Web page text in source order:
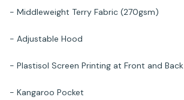
- Middleweight Terry Fabric (270gsm)
- Adjustable Hood
- Plastisol Screen Printing at Front and Back
- Kangaroo Pocket